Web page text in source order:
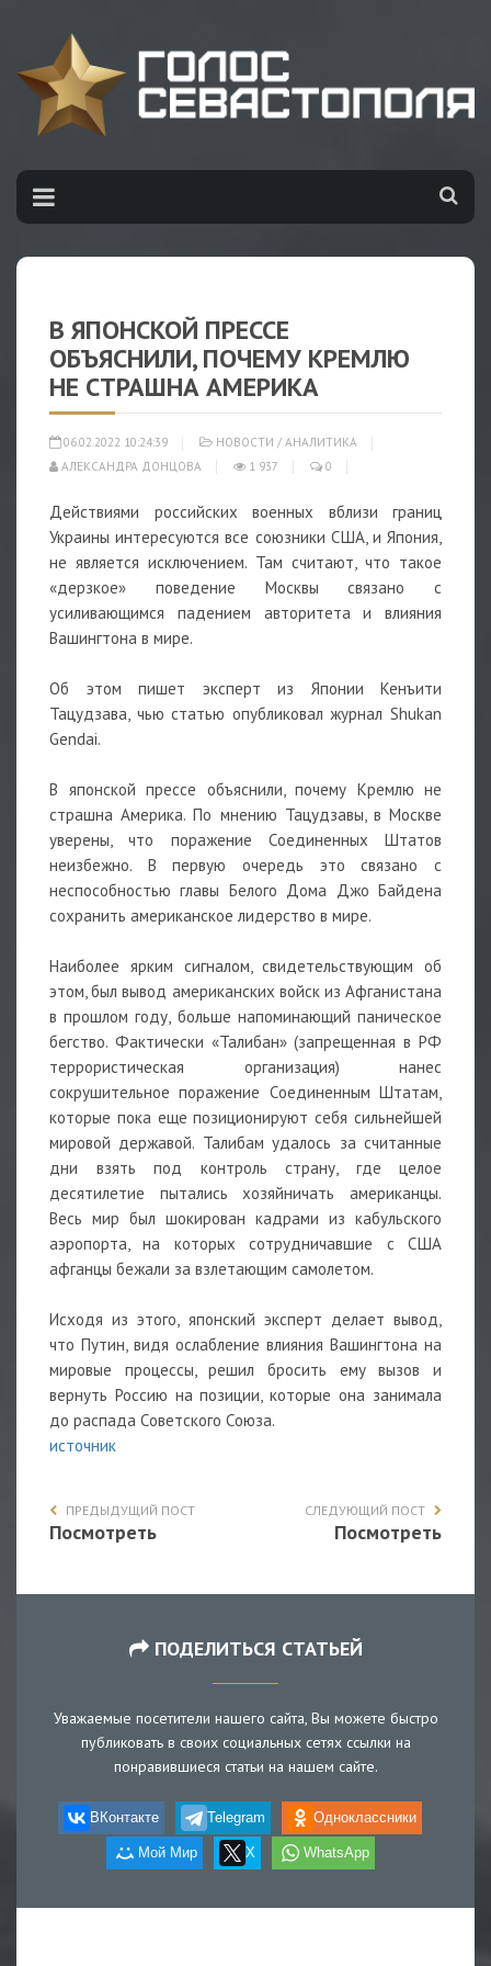
В ЯПОНСКОЙ ПРЕССЕ
ОБЪЯСНИЛИ, ПОЧЕМУ КРЕМЛЮ
НЕ СТРАШНА АМЕРИКА
06.02.2022 10:24:39 НОВОСТИ / АНАЛИТИКА
АЛЕКСАНДРА ДОНЦОВА
1 937 0
Действиями российских военных вблизи границ
Украины интересуются все союзники США, и Япония,
не является исключением. Там считают, что такое
«дерзкое» поведение Москвы связано с
усиливающимся падением авторитета и влияния
Вашингтона в мире.
Об этом пишет эксперт из Японии Кенъити
Тацудзава, чью статью опубликовал журнал Shukan
Gendai.
В японской прессе объяснили, почему Кремлю не
страшна Америка. По мнению Тацудзавы, в Москве
уверены, что поражение Соединенных Штатов
неизбежно. В первую очередь это связано с
неспособностью главы Белого Дома Джо Байдена
сохранить американское лидерство в мире.
Наиболее ярким сигналом, свидетельствующим об
этом, был вывод американских войск из Афганистана
в прошлом году, больше напоминающий паническое
бегство. Фактически «Талибан» (запрещенная в РФ
террористическая организация) нанес
сокрушительное поражение Соединенным Штатам,
которые пока еще позиционируют себя сильнейшей
мировой державой. Талибам удалось за считанные
дни взять под контроль страну, где целое
десятилетие пытались хозяйничать американцы.
Весь мир был шокирован кадрами из кабульского
аэропорта, на которых сотрудничавшие с США
афганцы бежали за взлетающим самолетом.
Исходя из этого, японский эксперт делает вывод,
что Путин, видя ослабление влияния Вашингтона на
мировые процессы, решил бросить ему вызов и
вернуть Россию на позиции, которые она занимала
до распада Советского Союза.
источник
ПРЕДЫДУЩИЙ ПОСТ
Посмотреть
СЛЕДУЮЩИЙ ПОСТ
Посмотреть
ПОДЕЛИТЬСЯ СТАТЬЕЙ
Уважаемые посетители нашего сайта, Вы можете быстро
публиковать в своих социальных сетях ссылки на
понравившиеся статьи на нашем сайте.
ВКонтакте Telegram Одноклассники
Мой Мир X WhatsApp